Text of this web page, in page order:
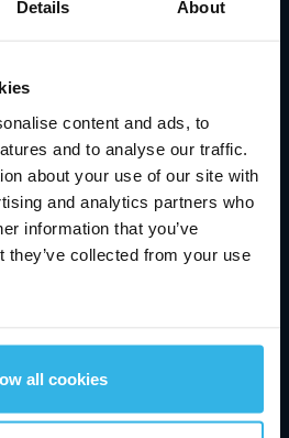
Details About
content and ads, to
and to analyse our traffic.
about your use of our site with
and analytics partners who
information that you’ve
they’ve collected from your use
all cookies
- motivar através da
Innovation Race, os
o desenvolvimento de
para o futuro. A ideia
anterior já deu origem a
- a produção começa